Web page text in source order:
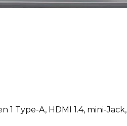
1 Type-A, HDMI 1.4, mini-Jack,